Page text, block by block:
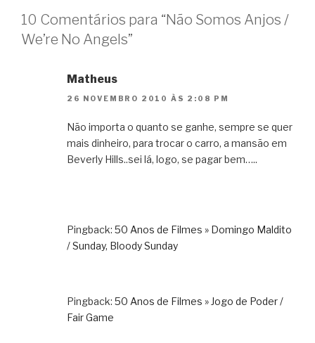
10 Comentários para “Não Somos Anjos /
We’re No Angels”
Matheus
26 NOVEMBRO 2010 ÀS 2:08 PM
Não importa o quanto se ganhe, sempre se quer
mais dinheiro, para trocar o carro, a mansão em
Beverly Hills..sei lá, logo, se pagar bem…..
Pingback: 50 Anos de Filmes » Domingo Maldito
/ Sunday, Bloody Sunday
Pingback: 50 Anos de Filmes » Jogo de Poder /
Fair Game